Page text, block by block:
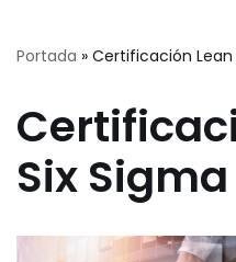
Portada » Certificación Lean
Six Sigma